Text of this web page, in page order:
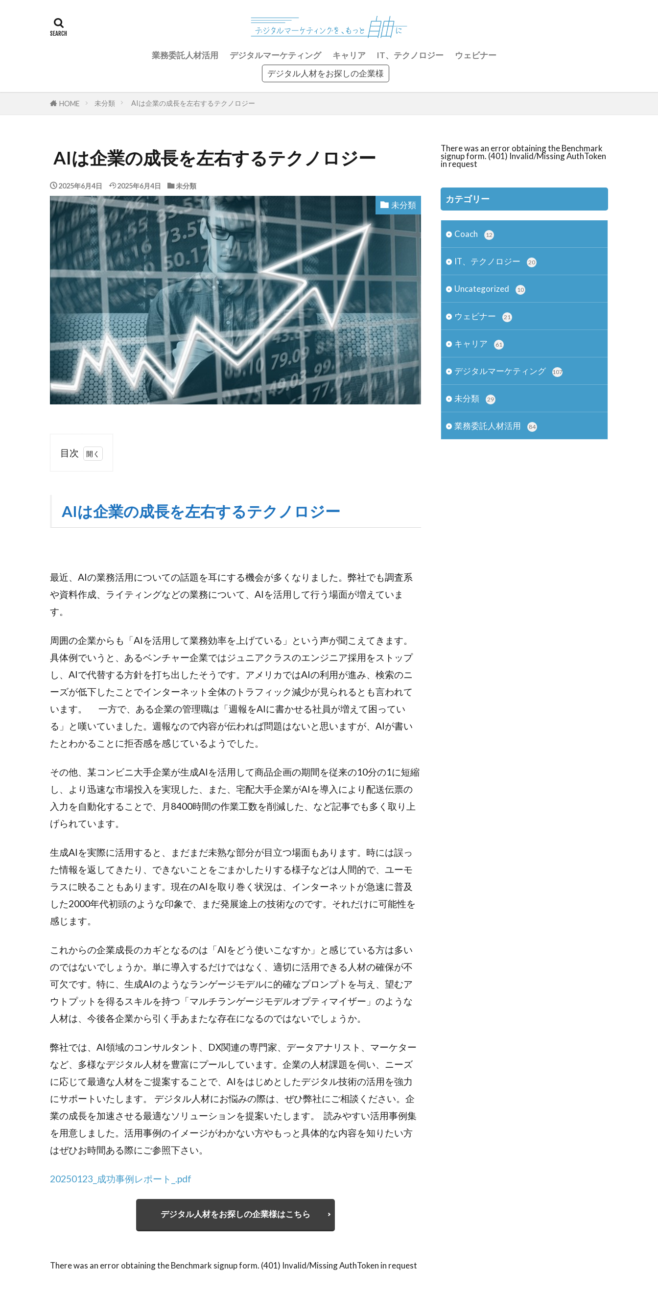
業務委託人材活用 デジタルマーケティング キャリア IT、テクノロジー
ウェビナー
デジタル人材をお探しの企業様
HOME 未分類 AIは企業の成長を左右するテクノロジー
AIは企業の成長を左右するテクノロジー
2025年6月4日 2025年6月4日 未分類
未分類
目次
1
企
業
左
右
る
ク
ノ
ジ
ー
AIは企業の成長を左右するテクノロジー
最近、AIの業務活用についての話題を耳にする機会が多くなりました。弊社でも調査系
や資料作成、ライティングなどの業務について、AIを活用して行う場面が増えていま
す。
周囲の企業からも「AIを活用して業務効率を上げている」という声が聞こえてきます。
具体例でいうと、あるベンチャー企業ではジュニアクラスのエンジニア採用をストップ
し、AIで代替する方針を打ち出したそうです。アメリカではAIの利用が進み、検索のニ
ーズが低下したことでインターネット全体のトラフィック減少が見られるとも言われて
います。 一方で、ある企業の管理職は「週報をAIに書かせる社員が増えて困ってい
る」と嘆いていました。週報なので内容が伝われば問題はないと思いますが、AIが書い
たとわかることに拒否感を感じているようでした。
その他、某コンビニ大手企業が生成AIを活用して商品企画の期間を従来の10分の1に短縮
し、より迅速な市場投入を実現した、また、宅配大手企業がAIを導入により配送伝票の
入力を自動化することで、月8400時間の作業工数を削減した、など記事でも多く取り上
げられています。
生成AIを実際に活用すると、まだまだ未熟な部分が目立つ場面もあります。時には誤っ
た情報を返してきたり、できないことをごまかしたりする様子などは人間的で、ユーモ
ラスに映ることもあります。現在のAIを取り巻く状況は、インターネットが急速に普及
した2000年代初頭のような印象で、まだ発展途上の技術なのです。それだけに可能性を
感じます。
これからの企業成長のカギとなるのは「AIをどう使いこなすか」と感じている方は多い
のではないでしょうか。単に導入するだけではなく、適切に活用できる人材の確保が不
可欠です。特に、生成AIのようなランゲージモデルに的確なプロンプトを与え、望むア
ウトプットを得るスキルを持つ「マルチランゲージモデルオプティマイザー」のような
人材は、今後各企業から引く手あまたな存在になるのではないでしょうか。
弊社では、AI領域のコンサルタント、DX関連の専門家、データアナリスト、マーケター
など、多様なデジタル人材を豊富にプールしています。企業の人材課題を伺い、ニーズ
に応じて最適な人材をご提案することで、AIをはじめとしたデジタル技術の活用を強力
にサポートいたします。 デジタル人材にお悩みの際は、ぜひ弊社にご相談ください。企
業の成長を加速させる最適なソリューションを提案いたします。 読みやすい活用事例集
を用意しました。活用事例のイメージがわかない方やもっと具体的な内容を知りたい方
はぜひお時間ある際にご参照下さい。
20250123_成功事例レポート_.pdf
デジタル人材をお探しの企業様はこちら
There was an error obtaining the Benchmark signup form. (401) Invalid/Missing AuthToken in request
There was an error obtaining the Benchmark
signup form. (401) Invalid/Missing AuthToken
in request
カテゴリー
Coach 12
IT、テクノロジー 20
Uncategorized 10
ウェビナー 21
キャリア 61
デジタルマーケティング 107
未分類 29
業務委託人材活用 84